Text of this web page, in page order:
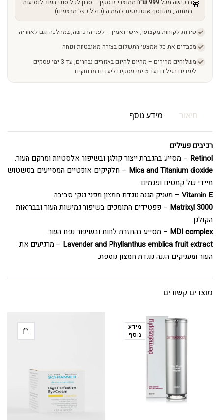
🎁ברכישה מעל999 ש"ח ממוצרי זו סקין – סבון לכל סוגי העור לנסיעות
במתנה , מתווסף אוטומטית להזמנה (כולל כפל מבצעים)
שירות לקוחות מקצועי, אישי ואמין – לפני הרכישה, במהלכה וגם לאחריה
מכבדים את כל אמצעי התשלום בצורה מאובטחת ונוחה
משלוחים מהירים – מהיום להיום באזורים נבחרים, עד 3 ימי עסקים
ליעדים רגילים ועד 5 ימי עסקים ליעדים מרוחקים
תיאור מידע נוסף
רכיבים פעילים
Retinol – מסייע בהגברת ייצור קולגן ובשיפור אלסטיות ומרקם העור.
Mica and Titanium dioxide – חלקיקים אופטיים המסייעים בטשטוש
מיידי של קמטים ופגמים.
Vitamin E – מעניק הגנה נוגדת חמצון מפני נזקי סביבה.
Matrixyl 3000 – פפטידים התומכים בשיפור גמישות העור ובבריאות
הקולגן.
MDI complex – מסייע בהחזרת לחות ובשיפור נפח העור.
Lavender and Phyllanthus emblica fruit extract – מרגיעים את
העור ומעניקים הגנה נוגדת חמצון נוספת.
מוצרים קשורים
מידע
נוסף